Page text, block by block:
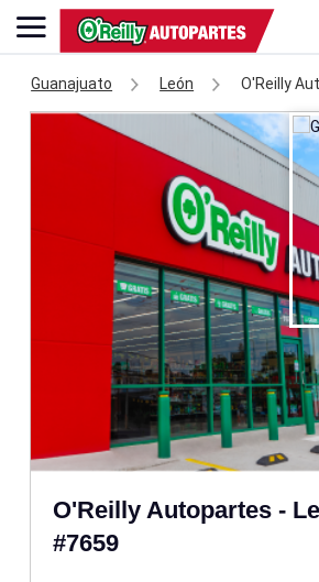
Guanajuato León O'Reilly
O'Reilly Autopartes -
#7659